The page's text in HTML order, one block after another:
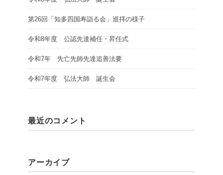
第26回「知多四国寿詣る会」巡拝の様子
令和8年度 公認先達補任・昇任式
令和7年 先亡先師先達追善法要
令和7年度 弘法大師 誕生会
最近のコメント
アーカイブ